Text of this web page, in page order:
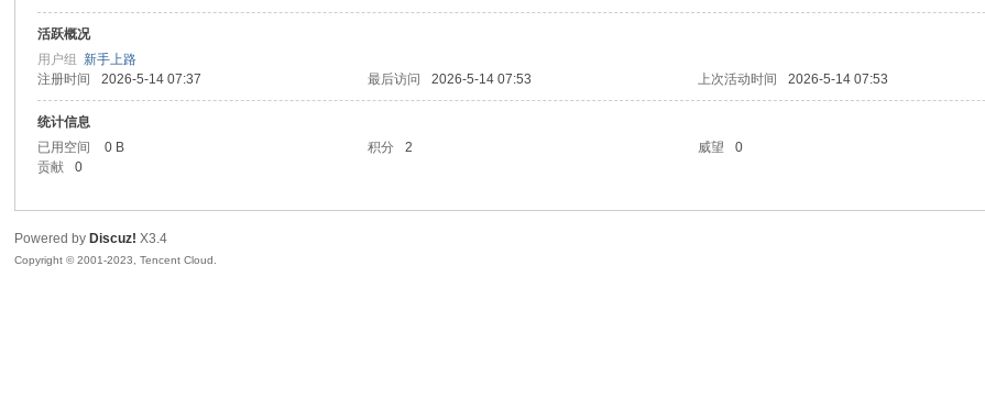
活跃概况
用户组新手上路
注册时间
2026-5-14 07:37 最后访问 2026-5-14 07:53 上次活动时间 2026-5-14 07:53
统计信息
已用空间
0 B 积分 2 威望 0
贡献
0
Powered by Discuz! X3.4
Copyright © 2001-2023, Tencent Cloud.